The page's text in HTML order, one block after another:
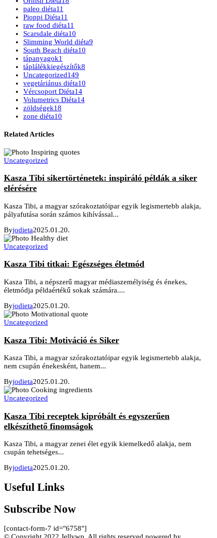
paleo diéta11
Pioppi Diéta11
raw food diéta11
Scarsdale diéta10
Slimming World diéta9
South Beach diéta10
tápanyagok1
táplálékkiegészítők8
Uncategorized149
vegetáriánus diéta10
Vércsoport Diéta14
Volumetrics Diéta14
zöldségek18
zone diéta10
Related Articles
Uncategorized
Kasza Tibi sikertörténetek: inspiráló példák a siker
elérésére
Kasza Tibi, a magyar szórakoztatóipar egyik legismertebb alakja,
pályafutása során számos kihívással...
Byjodieta2025.01.20.
Uncategorized
Kasza Tibi titkai: Egészséges életmód
Kasza Tibi, a népszerű magyar médiaszemélyiség és énekes,
életmódja példaértékű sokak számára....
Byjodieta2025.01.20.
Uncategorized
Kasza Tibi: Motiváció és Siker
Kasza Tibi, a magyar szórakoztatóipar egyik legismertebb alakja,
nem csupán énekesként, hanem...
Byjodieta2025.01.20.
Uncategorized
Kasza Tibi receptek kipróbált és egyszerűen
elkészíthető finomságok
Kasza Tibi, a magyar zenei élet egyik kiemelkedő alakja, nem
csupán tehetséges...
Byjodieta2025.01.20.
Useful Links
Subscribe Now
[contact-form-7 id="6758"]